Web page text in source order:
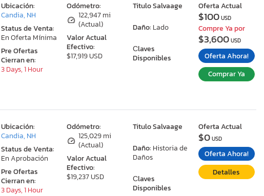
Odómetro:
122,947 mi
(Actual)
Valor Actual
Efectivo:
$17,919 USD
Titulo Salvaage
Daño: Lado
Сlaves
Disponibles
Ubicación:
Candia, NH
Status de Venta:
En Oferta Mínima
Pre Ofertas
Cierran en:
3 Days, 1 Hour
Oferta Actual
$100USD
Compre Ya por
$3,600USD
Oferta Ahora!
Comprar Ya
Odómetro:
125,029 mi
(Actual)
Valor Actual
Efectivo:
$19,237 USD
Titulo Salvaage
Daño: Historia de
Daños
Сlaves
Disponibles
Ubicación:
Candia, NH
Status de Venta:
En Aprobación
Pre Ofertas
Cierran en:
3 Days, 1 Hour
Oferta Actual
$0USD
Oferta Ahora!
Detalles